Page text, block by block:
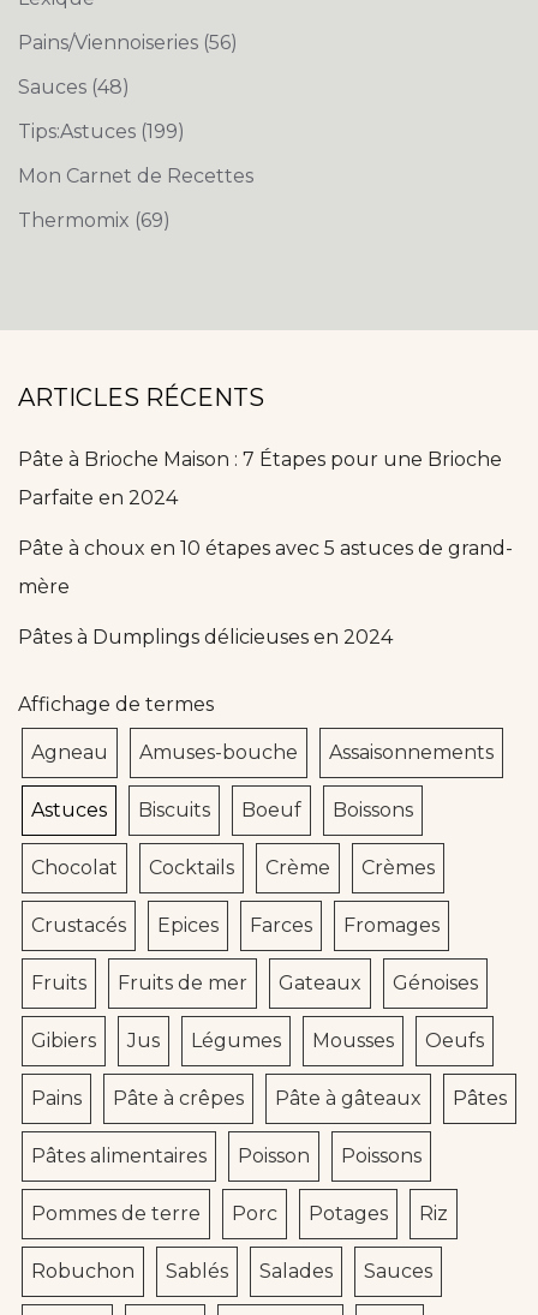
Pains/Viennoiseries (56)
Sauces (48)
Tips:Astuces (199)
Mon Carnet de Recettes
Thermomix (69)
ARTICLES RÉCENTS
Pâte à Brioche Maison : 7 Étapes pour une Brioche
Parfaite en 2024
Pâte à choux en 10 étapes avec 5 astuces de grand-
mère
Pâtes à Dumplings délicieuses en 2024
Affichage de termes
Agneau Amuses-bouche Assaisonnements
Astuces Biscuits Boeuf Boissons
Chocolat Cocktails Crème Crèmes
Crustacés Epices Farces Fromages
Fruits Fruits de mer Gateaux Génoises
Gibiers Jus Légumes Mousses Oeufs
Pains Pâte à crêpes Pâte à gâteaux Pâtes
Pâtes alimentaires Poisson Poissons
Pommes de terre Porc Potages Riz
Robuchon Sablés Salades Sauces